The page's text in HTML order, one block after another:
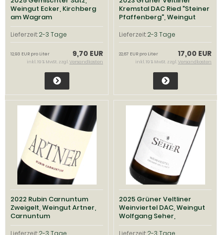
Weingut Ecker, Kirchberg
am Wagram
Lieferzeit:2-3 Tage
9,70 EUR
12,93 EUR pro Liter
inkl. 19 % MwSt. zzgl.Versandkosten
Kremstal DAC Ried "Steiner
Pfaffenberg", Weingut
Tegernseerhof, Wachau
Lieferzeit:2-3 Tage
17,00 EUR
22,67 EUR pro Liter
inkl. 19 % MwSt. zzgl.Versandkosten
2022 Rubin Carnuntum
Zweigelt, Weingut Artner,
Carnuntum
Lieferzeit:2-3 Tage
2025 Grüner Veltliner
Weinviertel DAC, Weingut
Wolfgang Seher,
Weinviertel
Lieferzeit:2-3 Tage